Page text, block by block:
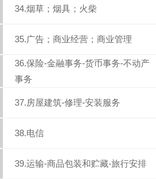
34.烟草；烟具；火柴
35.广告；商业经营；商业管理
36.保险-金融事务-货币事务-不动产
事务
37.房屋建筑-修理-安装服务
38.电信
39.运输-商品包装和贮藏-旅行安排